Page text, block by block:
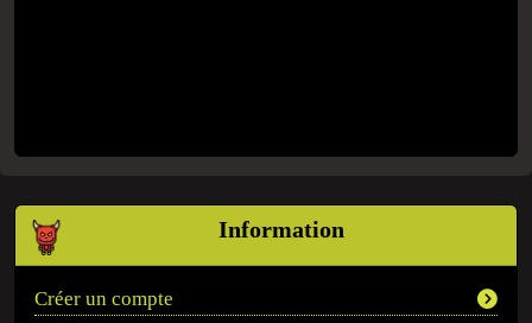
Information
Créer un compte